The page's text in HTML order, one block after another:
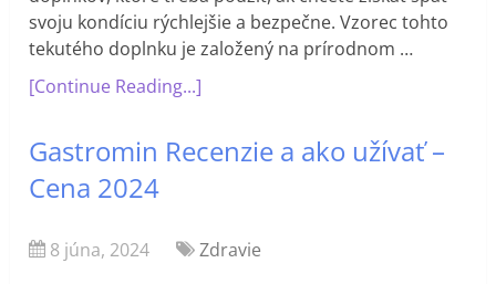
svoju kondíciu rýchlejšie a bezpečne. Vzorec tohto
tekutého doplnku je založený na prírodnom …
[Continue Reading...]
Gastromin Recenzie a ako užívať –
Cena 2024
8 júna, 2024 Zdravie